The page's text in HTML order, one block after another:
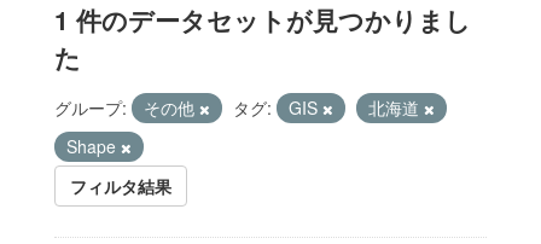
1 件のデータセットが見つかりまし
た
グループ: その他 タグ: GIS
北海道
Shape
フィルタ結果